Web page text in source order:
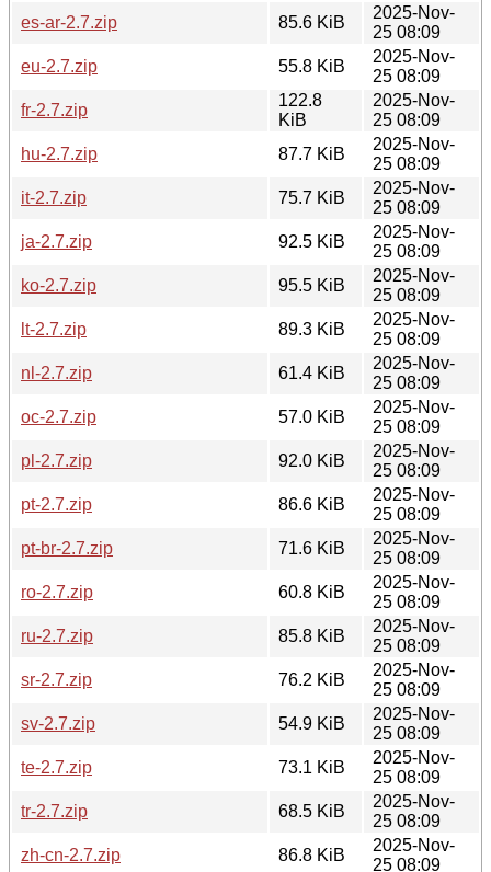
es-ar-2.7.zip
85.6 KiB
2025-Nov-
25 08:09
eu-2.7.zip
55.8 KiB
2025-Nov-
25 08:09
fr-2.7.zip
122.8
KiB
2025-Nov-
25 08:09
hu-2.7.zip
87.7 KiB
2025-Nov-
25 08:09
it-2.7.zip
75.7 KiB
2025-Nov-
25 08:09
ja-2.7.zip
92.5 KiB
2025-Nov-
25 08:09
ko-2.7.zip
95.5 KiB
2025-Nov-
25 08:09
lt-2.7.zip
89.3 KiB
2025-Nov-
25 08:09
nl-2.7.zip
61.4 KiB
2025-Nov-
25 08:09
oc-2.7.zip
57.0 KiB
2025-Nov-
25 08:09
pl-2.7.zip
92.0 KiB
2025-Nov-
25 08:09
pt-2.7.zip
86.6 KiB
2025-Nov-
25 08:09
pt-br-2.7.zip
71.6 KiB
2025-Nov-
25 08:09
ro-2.7.zip
60.8 KiB
2025-Nov-
25 08:09
ru-2.7.zip
85.8 KiB
2025-Nov-
25 08:09
sr-2.7.zip
76.2 KiB
2025-Nov-
25 08:09
sv-2.7.zip
54.9 KiB
2025-Nov-
25 08:09
te-2.7.zip
73.1 KiB
2025-Nov-
25 08:09
tr-2.7.zip
68.5 KiB
2025-Nov-
25 08:09
zh-cn-2.7.zip
86.8 KiB
2025-Nov-
25 08:09